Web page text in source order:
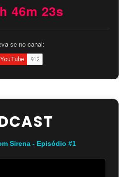
46m 23s
se no canal:
Sirena - Episódio #1